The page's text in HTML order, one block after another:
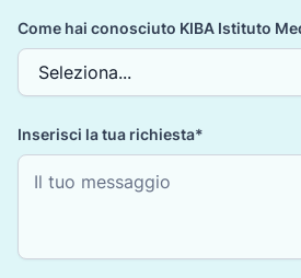
Come hai conosciuto KIBA Istituto
Inserisci la tua richiesta*